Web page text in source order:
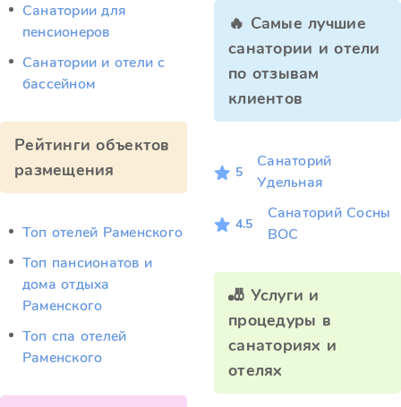
Санатории для
пенсионеров
Санатории и отели с
бассейном
Рейтинги объектов
размещения
Топ отелей Раменского
Топ пансионатов и
дома отдыха
Раменского
Топ спа отелей
Раменского
🔥 Самые лучшие
санатории и отели
по отзывам
клиентов
5
Санаторий
Удельная
4.5
Санаторий Сосны
ВОС
🎳 Услуги и
процедуры в
санаториях и
отелях